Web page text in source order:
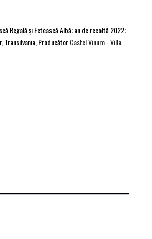
Regală şi Fetească Albă; an de recoltă 2022;
Transilvania, ProducătorCastel Vinum - Villa